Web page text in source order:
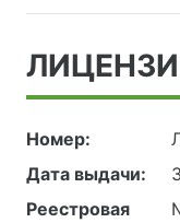
Номер:
Дата выдачи:
Реестровая